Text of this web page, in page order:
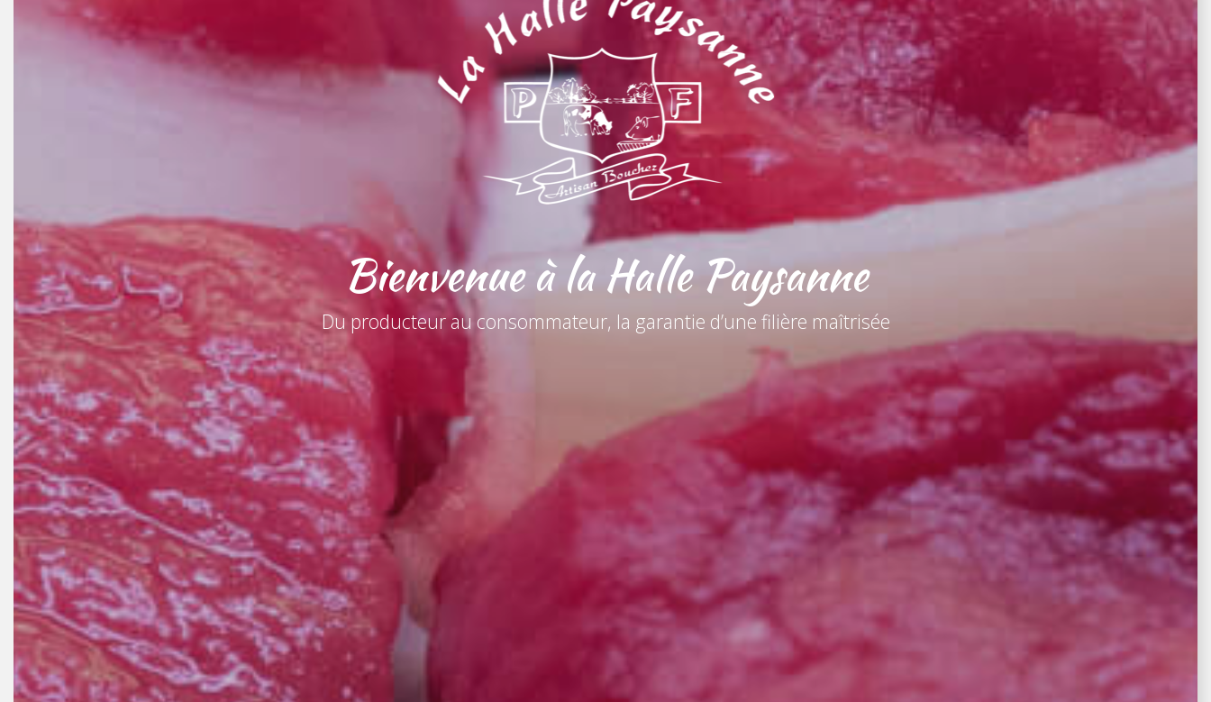
Bienvenue à la Halle Paysanne
Du producteur au consommateur, la garantie d’une filière maîtrisée